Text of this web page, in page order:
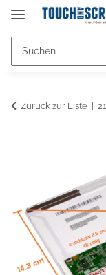
Zurück zur Liste